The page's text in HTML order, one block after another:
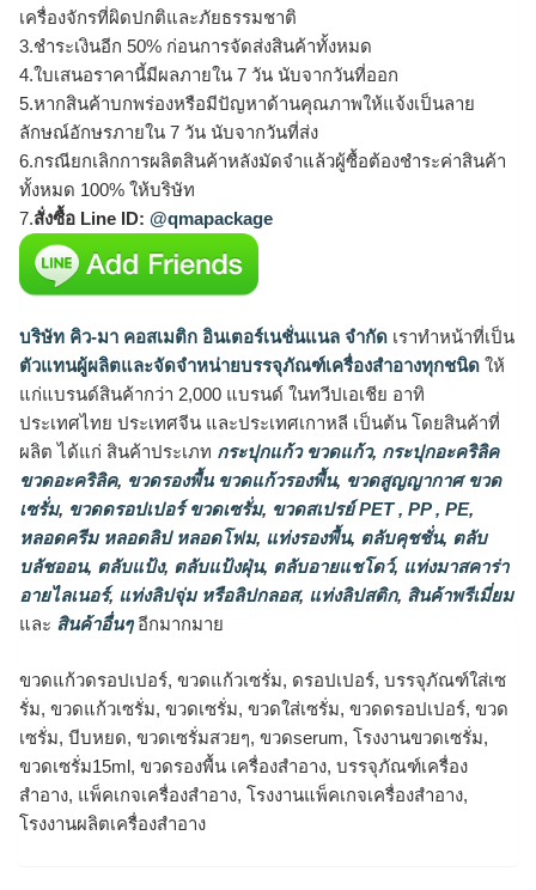
เครื่องจักรที่ผิดปกติและภัยธรรมชาติ
3.ชำระเงินอีก 50% ก่อนการจัดส่งสินค้าทั้งหมด
4.ใบเสนอราคานี้มีผลภายใน 7 วัน นับจากวันที่ออก
5.หากสินค้าบกพร่องหรือมีปัญหาด้านคุณภาพให้แจ้งเป็นลาย
ลักษณ์อักษรภายใน 7 วัน นับจากวันที่ส่ง
6.กรณียกเลิกการผลิตสินค้าหลังมัดจำแล้วผู้ซื้อต้องชำระค่าสินค้า
ทั้งหมด 100% ให้บริษัท
7.สั่งซื้อ Line ID: @qmapackage
บริษัท คิว-มา คอสเมติก อินเตอร์เนชั่นแนล จำกัด เราทำหน้าที่เป็น
ตัวแทนผู้ผลิตและจัดจำหน่ายบรรจุภัณฑ์เครื่องสำอางทุกชนิด ให้
แก่แบรนด์สินค้ากว่า 2,000 แบรนด์ ในทวีปเอเชีย อาทิ
ประเทศไทย ประเทศจีน และประเทศเกาหลี เป็นต้น โดยสินค้าที่
ผลิต ได้แก่ สินค้าประเภท กระปุกแก้ว ขวดแก้ว, กระปุกอะคริลิค
ขวดอะคริลิค, ขวดรองพื้น ขวดแก้วรองพื้น, ขวดสูญญากาศ ขวด
เซรั่ม, ขวดดรอปเปอร์ ขวดเซรั่ม, ขวดสเปรย์ PET , PP , PE,
หลอดครีม หลอดลิป หลอดโฟม, แท่งรองพื้น, ตลับคุชชั่น, ตลับ
บลัชออน, ตลับแป้ง, ตลับแป้งฝุ่น, ตลับอายแชโดว์, แท่งมาสคาร่า
อายไลเนอร์, แท่งลิปจุ่ม หรือลิปกลอส, แท่งลิปสติก, สินค้าพรีเมี่ยม
และ สินค้าอื่นๆอีกมากมาย
ขวดแก้วดรอปเปอร์, ขวดแก้วเซรั่ม, ดรอปเปอร์, บรรจุภัณฑ์ใส่เซ
รั่ม, ขวดแก้วเซรั่ม, ขวดเซรั่ม, ขวดใส่เซรั่ม, ขวดดรอปเปอร์, ขวด
เซรั่ม, บีบหยด, ขวดเซรั่มสวยๆ, ขวดserum, โรงงานขวดเซรั่ม,
ขวดเซรั่ม15ml, ขวดรองพื้น เครื่องสำอาง, บรรจุภัณฑ์เครื่อง
สำอาง, แพ็คเกจเครื่องสำอาง, โรงงานแพ็คเกจเครื่องสำอาง,
โรงงานผลิตเครื่องสำอาง